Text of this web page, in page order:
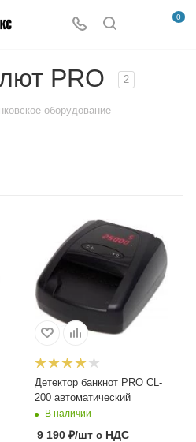
0
PRO 2
оборудование —
Детектор банкнот PRO CL-
200 автоматический
В наличии
9 190₽/штс НДС